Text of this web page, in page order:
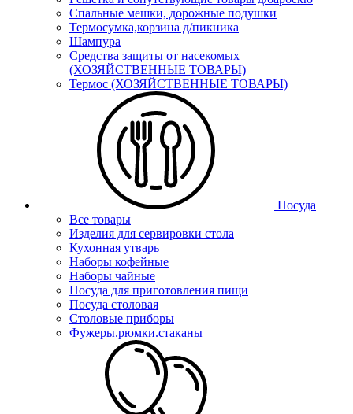
Спальные мешки, дорожные подушки
Термосумка,корзина д/пикника
Шампура
Средства защиты от насекомых
(ХОЗЯЙСТВЕННЫЕ ТОВАРЫ)
Термос (ХОЗЯЙСТВЕННЫЕ ТОВАРЫ)
Посуда
Все товары
Изделия для сервировки стола
Кухонная утварь
Наборы кофейные
Наборы чайные
Посуда для приготовления пищи
Посуда столовая
Столовые приборы
Фужеры.рюмки.стаканы